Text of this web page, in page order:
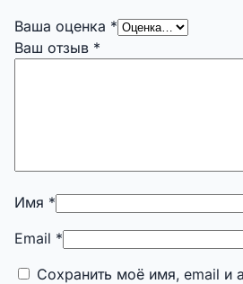
Ваша оценка *
Ваш отзыв *
Имя *
Email *
Сохранить моё имя, email и